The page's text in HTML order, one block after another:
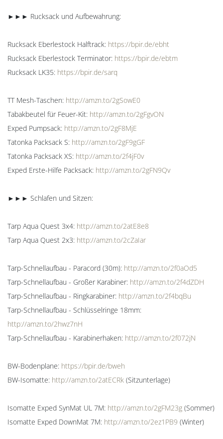
►►► Rucksack und Aufbewahrung:
Rucksack Eberlestock Halftrack: https://bpir.de/ebht
Rucksack Eberlestock Terminator: https://bpir.de/ebtm
Rucksack LK35: https://bpir.de/sarq
TT Mesh-Taschen: http://amzn.to/2gSowE0
Tabakbeutel für Feuer-Kit: http://amzn.to/2gFgvON
Exped Pumpsack: http://amzn.to/2gF8MjE
Tatonka Packsack S: http://amzn.to/2gF9gGF
Tatonka Packsack XS: http://amzn.to/2f4jF0v
Exped Erste-Hilfe Packsack: http://amzn.to/2gFN9Qv
►►► Schlafen und Sitzen:
Tarp Aqua Quest 3x4: http://amzn.to/2atE8e8
Tarp Aqua Quest 2x3: http://amzn.to/2cZaIar
Tarp-Schnellaufbau - Paracord (30m): http://amzn.to/2f0aOd5
Tarp-Schnellaufbau - Großer Karabiner: http://amzn.to/2f4dZDH
Tarp-Schnellaufbau - Ringkarabiner: http://amzn.to/2f4bqBu
Tarp-Schnellaufbau - Schlüsselringe 18mm:
http://amzn.to/2hwz7nH
Tarp-Schnellaufbau - Karabinerhaken: http://amzn.to/2f072jN
BW-Bodenplane: https://bpir.de/bweh
BW-Isomatte: http://amzn.to/2atECRk (Sitzunterlage)
Isomatte Exped SynMat UL 7M: http://amzn.to/2gFM23g (Sommer)
Isomatte Exped DownMat 7M: http://amzn.to/2ez1PB9 (Winter)